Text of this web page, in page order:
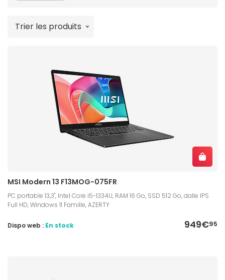
léger (< 2 kg), lePC portable MSI Modern
Trier les produits
MSI Modern 13 F13MOG-075FR
PC portable 13,3", Intel Core i5-1334U, RAM 16 Go, SSD 512 Go, dalle IPS
Full HD, Windows 11 Famille, AZERTY
949€95
Dispo web : En stock